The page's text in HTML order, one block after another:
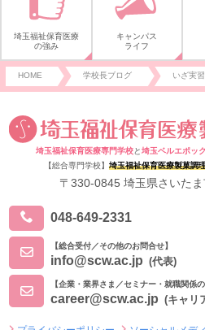
埼玉福祉保育医療
の強み
キャンパス
ライフ
HOME 学校長ブログ いざ実
埼玉福祉保育医療専門学校と埼玉ベルエポッ
【総合専門学校】 埼玉福祉保育医療製菓調
〒330-0845 埼玉県さいた
048-649-2331
【総合受付／その他のお問合せ】
info@scw.ac.jp (代表)
【企業・業界さま／セミナー・就職関係
career@scw.ac.jp (キャリ